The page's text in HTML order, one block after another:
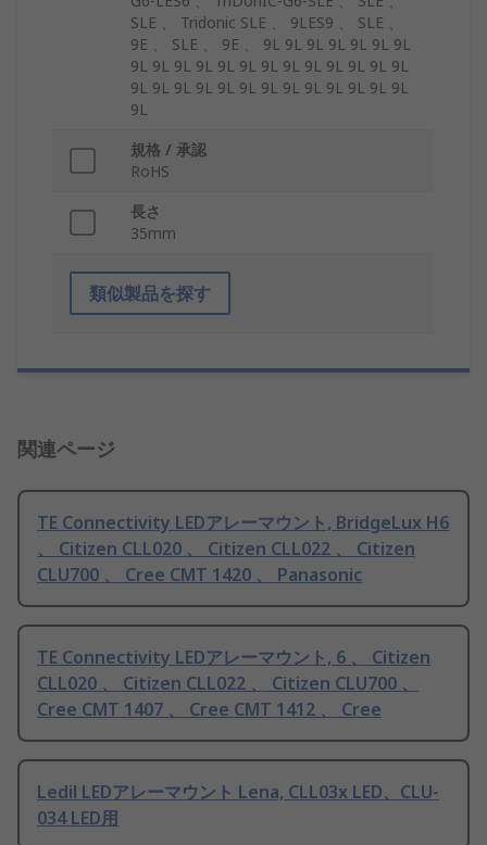
SLE 、 Tridonic SLE 、 9LES9 、 SLE 、
9E 、 SLE 、 9E 、 9L 9L 9L 9L 9L 9L 9L
9L 9L 9L 9L 9L 9L 9L 9L 9L 9L 9L 9L 9L
9L 9L 9L 9L 9L 9L 9L 9L 9L 9L 9L 9L 9L
9L
規格 / 承認
RoHS
長さ
35mm
類似製品を探す
関連ページ
TE Connectivity LEDアレーマウント, BridgeLux H6
、 Citizen CLL020 、 Citizen CLL022 、 Citizen
CLU700 、 Cree CMT 1420 、 Panasonic
TE Connectivity LEDアレーマウント, 6 、 Citizen
CLL020 、 Citizen CLL022 、 Citizen CLU700 、
Cree CMT 1407 、 Cree CMT 1412 、 Cree
Ledil LEDアレーマウント Lena, CLL03x LED、CLU-
034 LED用